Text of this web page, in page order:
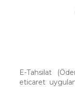
E-Tahsilat
eticaret